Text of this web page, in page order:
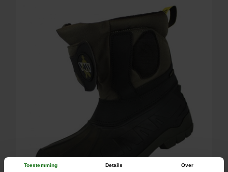
Toestemming Details Over